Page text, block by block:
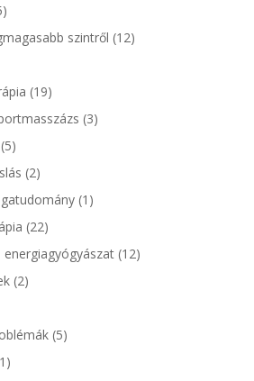
szintről (12)
(19)
(3)
(2)
(1)
(22)
(12)
(2)
(5)